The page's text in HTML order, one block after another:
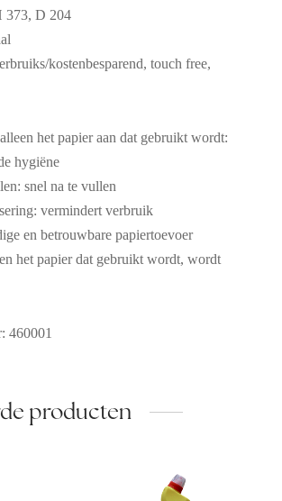
373, D 204
kostenbesparend, touch free,
het papier aan dat gebruikt wordt:
hygiëne
snel na te vullen
vermindert verbruik
en betrouwbare papiertoevoer
het papier dat gebruikt wordt, wordt
460001
producten